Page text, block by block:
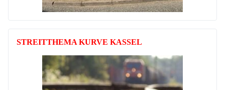
STREITTHEMA KURVE KASSEL